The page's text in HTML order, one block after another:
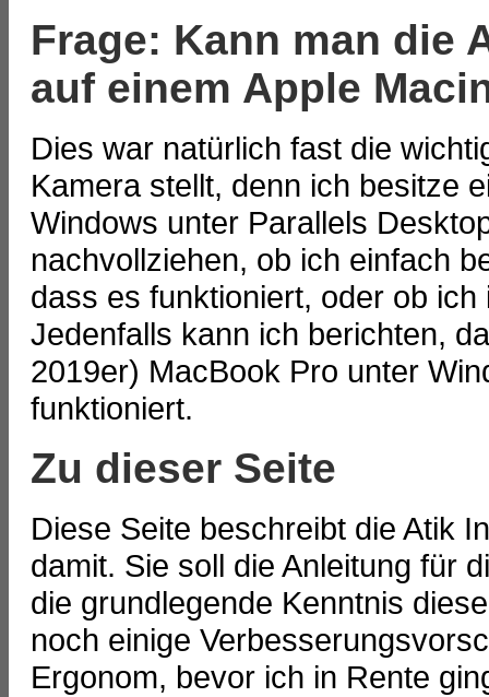
Frage: Kann man die
auf einem Apple
Dies war natürlich fast die
Kamera stellt, denn ich besitze
Windows unter Parallels
nachvollziehen, ob ich einfach
dass es funktioniert, oder ob
Jedenfalls kann ich berichten,
2019er) MacBook Pro unter
funktioniert.
Zu dieser Seite
Diese Seite beschreibt die Atik
damit. Sie soll die Anleitung für
die grundlegende Kenntnis
noch einige
Ergonom, bevor ich in Rente